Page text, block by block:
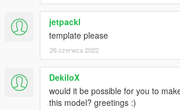
jetpackl
template please
26 czerwca 2022
DekiloX
would it be possible for you to
this model? greetings :)